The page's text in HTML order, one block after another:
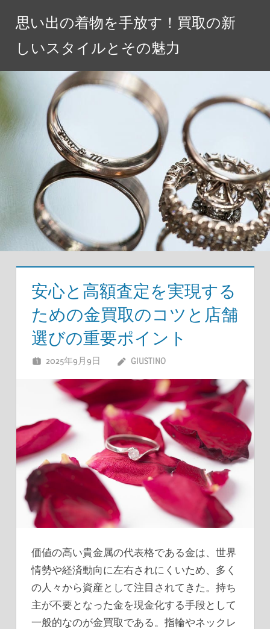
ツ
キ
思い出の着物を手放す！買取の新
しいスタイルとその魅力
安心と高額査定を実現する
ための金買取のコツと店舗
選びの重要ポイント
2025年9月9日 GIUSTINO
価値の高い貴金属の代表格である金は、世界
情勢や経済動向に左右されにくいため、多く
の人々から資産として注目されてきた。 持ち
主が不要となった金を現金化する手段として
一般的なのが金買取である。指輪やネックレ